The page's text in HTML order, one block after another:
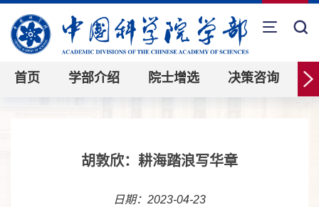
首页 学部介绍 院士增选 决策咨询
胡敦欣：耕海踏浪写华章
日期：2023-04-23